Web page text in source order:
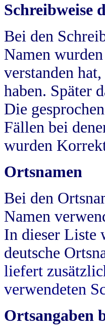
Schreibweise
Bei den
Namen
verstanden
haben. Später
Die
Fällen bei
wurden
Ortsnamen
Bei den
Namen
In dieser Liste
deutsche
liefert
verwendeten
Ortsangaben